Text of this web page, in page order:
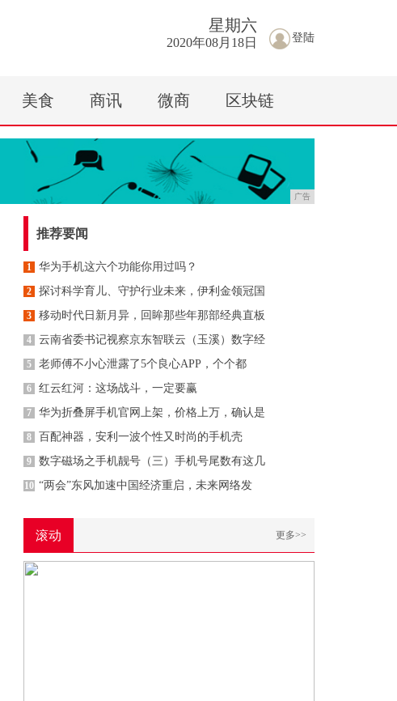
登陆
星期六
2020年08月18日
美食 商讯 微商 区块链
广告
推荐要闻
1 华为手机这六个功能你用过吗？
2 探讨科学育儿、守护行业未来，伊利金领冠国
3 移动时代日新月异，回眸那些年那部经典直板
4 云南省委书记视察京东智联云（玉溪）数字经
5 老师傅不小心泄露了5个良心APP，个个都
6 红云红河：这场战斗，一定要赢
7 华为折叠屏手机官网上架，价格上万，确认是
8 百配神器，安利一波个性又时尚的手机壳
9 数字磁场之手机靓号（三）手机号尾数有这几
10 “两会”东风加速中国经济重启，未来网络发
滚动 更多>>